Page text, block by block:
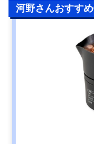
河野さんおすす